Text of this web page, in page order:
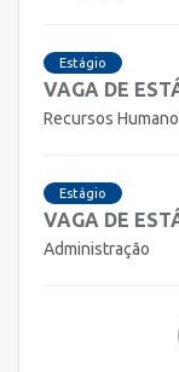
Estágio
VAGA DE
Recursos
Estágio
VAGA DE
Administração